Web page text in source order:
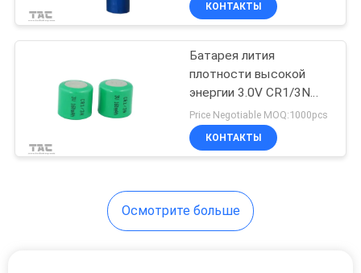
КОНТАКТЫ
Батарея лития
плотности высокой
энергии 3.0V CR1/3N
160mAh Li-MnO2
основная
Price Negotiable MOQ:1000pcs
КОНТАКТЫ
Осмотрите больше